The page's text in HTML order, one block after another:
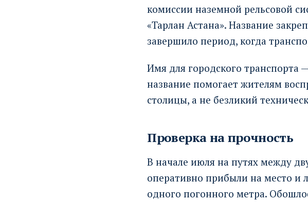
комиссии наземной рельсовой
«Тарлан Астана». Название
завершило период, когда
Имя для городского транспорта
название помогает жителям
столицы, а не безликий
Проверка на прочность
В начале июля на путях между
оперативно прибыли на место и
одного погонного метра.